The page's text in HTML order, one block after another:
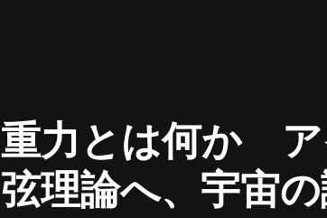
一種侃侃
米小圈上學記:一二三年級 | 暢銷出版
物
米小圈
重力とは何か ア
弦理論へ、宇宙